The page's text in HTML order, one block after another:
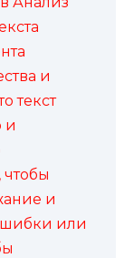
и
текст
и
и
или